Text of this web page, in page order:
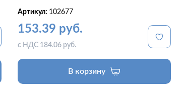
Артикул: 102677
153.39 руб.
с НДС 184.06 руб.
В корзину